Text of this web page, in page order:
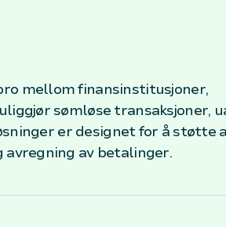
mellom finansinstitusjoner,
sømløse transaksjoner,
er designet for å støtte
avregning av betalinger.